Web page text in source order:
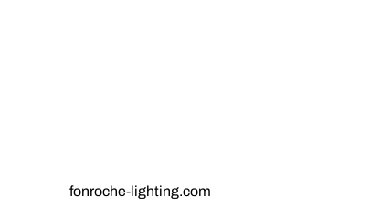
fonroche-lighting.com